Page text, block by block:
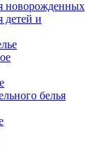
новорожденных
детей и
белья